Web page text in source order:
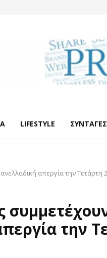
LIFESTYLE ΣΥΝΤΑΓΈΣ
απεργία την Τετάρτη
την